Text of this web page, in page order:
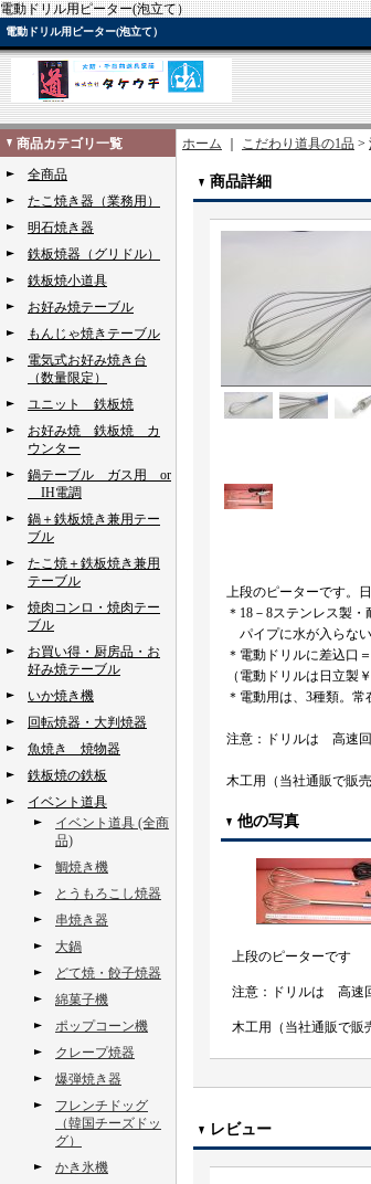
電動ドリル用ピーター(泡立て）
電動ドリル用ピーター(泡立て）
商品カテゴリ一覧
全商品
たこ焼き器（業務用）
明石焼き器
鉄板焼器（グリドル）
鉄板焼小道具
お好み焼テーブル
もんじゃ焼きテーブル
電気式お好み焼き台
（数量限定）
ユニット 鉄板焼
お好み焼 鉄板焼 カ
ウンター
鍋テーブル ガス用 or
IH電調
鍋＋鉄板焼き兼用テー
ブル
たこ焼＋鉄板焼き兼用
テーブル
焼肉コンロ・焼肉テー
ブル
お買い得・厨房品・お
好み焼テーブル
いか焼き機
回転焼器・大判焼器
魚焼き 焼物器
鉄板焼の鉄板
イベント道具
イベント道具 (全商
品)
鯛焼き機
とうもろこし焼器
串焼き器
大鍋
どて焼・餃子焼器
綿菓子機
ポップコーン機
クレープ焼器
爆弾焼き器
フレンチドッグ
（韓国チーズドッ
グ）
かき氷機
ホーム こだわり道具の1品 >
商品詳細
上段のピーターです
＊18－8ステンレス製・
パイプに水が入らない
＊電動ドリルに差込口
（電動ドリルは日立製
＊電動用は、3種類。常
注意：ドリルは 高速回
木工用（当社通販で販
他の写真
上段のピーターです
注意：ドリルは 高速
木工用（当社通販で販
レビュー